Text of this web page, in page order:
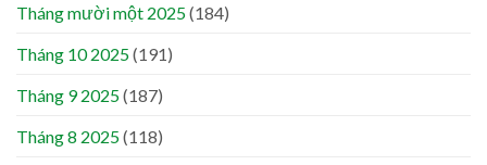
Tháng mười một 2025(184)
Tháng 10 2025(191)
Tháng 9 2025(187)
Tháng 8 2025(118)